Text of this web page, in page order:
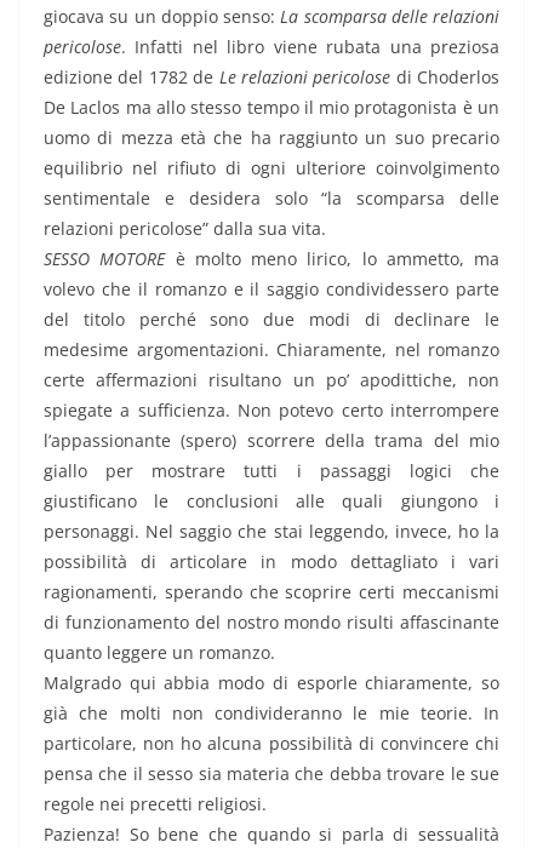
giocava su un doppio senso:La scomparsa delle relazioni
pericolose. Infatti nel libro viene rubata una preziosa
edizione del 1782 de Le relazioni pericolose di Choderlos
De Laclos ma allo stesso tempo il mio protagonista è un
uomo di mezza età che ha raggiunto un suo precario
equilibrio nel rifiuto di ogni ulteriore coinvolgimento
sentimentale e desidera solo “la scomparsa delle
relazioni pericolose” dalla sua vita.
SESSO MOTOREè molto meno lirico, lo ammetto, ma
volevo che il romanzo e il saggio condividessero parte
del titolo perché sono due modi di declinare le
medesime argomentazioni. Chiaramente, nel romanzo
certe affermazioni risultano un po’ apodittiche, non
spiegate a sufficienza. Non potevo certo interrompere
l’appassionante (spero) scorrere della trama del mio
giallo per mostrare tutti i passaggi logici che
giustificano le conclusioni alle quali giungono i
personaggi. Nel saggio che stai leggendo, invece, ho la
possibilità di articolare in modo dettagliato i vari
ragionamenti, sperando che scoprire certi meccanismi
di funzionamento del nostro mondo risulti affascinante
quanto leggere un romanzo.
Malgrado qui abbia modo di esporle chiaramente, so
già che molti non condivideranno le mie teorie. In
particolare, non ho alcuna possibilità di convincere chi
pensa che il sesso sia materia che debba trovare le sue
regole nei precetti religiosi.
Pazienza! So bene che quando si parla di sessualità